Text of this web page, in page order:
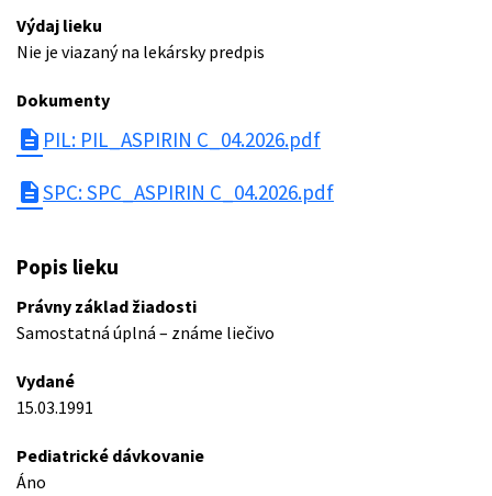
Výdaj lieku
Nie je viazaný na lekársky predpis
Dokumenty
description PIL: PIL_ASPIRIN C_04.2026.pdf
descriptionSPC: SPC_ASPIRIN C_04.2026.pdf
Popis lieku
Právny základ žiadosti
Samostatná úplná – známe liečivo
Vydané
15.03.1991
Pediatrické dávkovanie
Áno